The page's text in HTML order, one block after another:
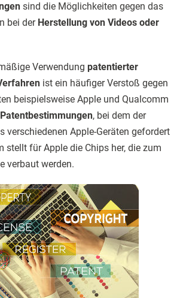
sind die Möglichkeiten gegen das
bei der Herstellung von Videos oder
Verwendung patentierter
ist ein häufiger Verstoß gegen
beispielsweise Apple und Qualcomm
, bei dem der
verschiedenen Apple-Geräten gefordert
stellt für Apple die Chips her, die zum
verbaut werden.